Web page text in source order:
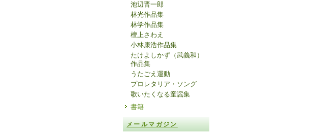
池辺晋一郎
林光作品集
林学作品集
檀上さわえ
小林康浩作品集
たけよしかず（武義和）
作品集
うたごえ運動
プロレタリア・ソング
歌いたくなる童謡集
書籍
メールマガジン